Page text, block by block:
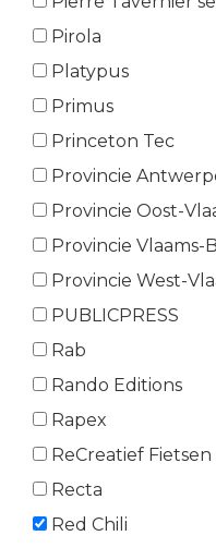
Pirola
Platypus
Primus
Princeton Tec
Provincie
Provincie Oost-
Provincie Vlaams-
Provincie West-
PUBLICPRESS
Rab
Rando Editions
Rapex
ReCreatief Fietsen
Recta
Red Chili